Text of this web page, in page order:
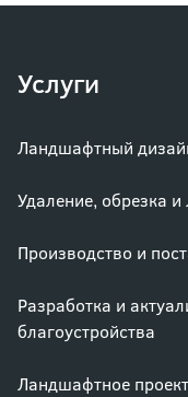
Услуги
Ландшафтный
Удаление, обрезка и
Производство и
Разработка и
благоустройства
Ландшафтное